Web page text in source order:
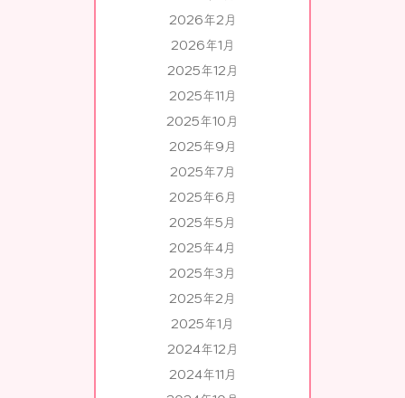
2026年2月
2026年1月
2025年12月
2025年11月
2025年10月
2025年9月
2025年7月
2025年6月
2025年5月
2025年4月
2025年3月
2025年2月
2025年1月
2024年12月
2024年11月